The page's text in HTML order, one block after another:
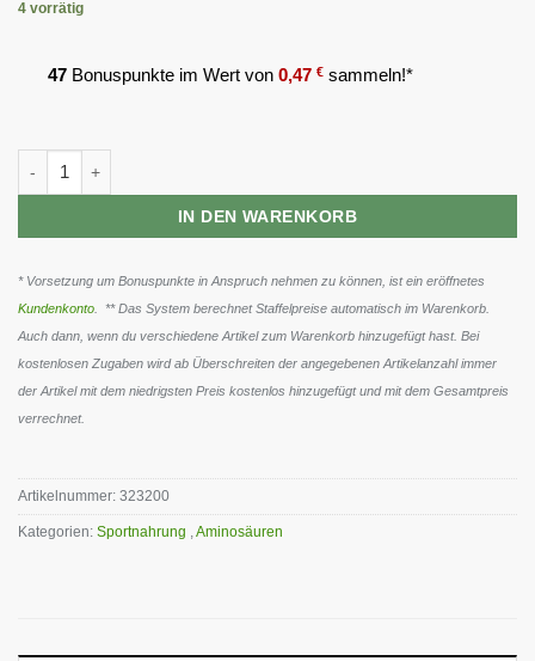
4 vorrätig
47 Bonuspunkte im Wert von 0,47 € sammeln!*
Scitec BCAA 6400 375 Tabletten Menge
IN DEN WARENKORB
* Vorsetzung um Bonuspunkte in Anspruch nehmen zu können, ist ein eröffnetes
Kundenkonto . ** Das System berechnet Staffelpreise automatisch im Warenkorb.
Auch dann, wenn du verschiedene Artikel zum Warenkorb hinzugefügt hast. Bei
kostenlosen Zugaben wird ab Überschreiten der angegebenen Artikelanzahl immer
der Artikel mit dem niedrigsten Preis kostenlos hinzugefügt und mit dem Gesamtpreis
verrechnet.
Artikelnummer: 323200
Kategorien: Sportnahrung ,Aminosäuren